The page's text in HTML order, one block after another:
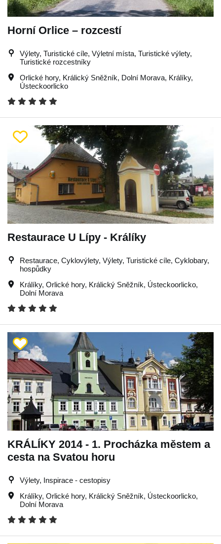
Horní Orlice – rozcestí
Výlety, Turistické cíle, Výletní místa, Turistické výlety,
Turistické rozcestníky
Orlické hory, Králický Sněžník, Dolní Morava, Králíky,
Ústeckoorlicko
Restaurace U Lípy - Králíky
Restaurace, Cyklovýlety, Výlety, Turistické cíle, Cyklobary,
hospůdky
Králíky, Orlické hory, Králický Sněžník, Ústeckoorlicko,
Dolní Morava
KRÁLÍKY 2014 - 1. Procházka městem a
cesta na Svatou horu
Výlety, Inspirace - cestopisy
Králíky, Orlické hory, Králický Sněžník, Ústeckoorlicko,
Dolní Morava